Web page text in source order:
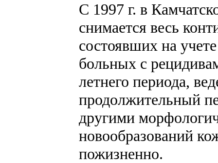
С 1997 г. в
снимается весь
состоявших на
больных с
летнего периода,
продолжительный
другими
новообразований
пожизненно.